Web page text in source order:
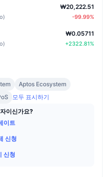
)
₩20,222.51
-99.99%
)
₩0.05711
+2322.81%
Aptos Ecosystem
모두 표시하기
이신가요?
이트
신청
신청